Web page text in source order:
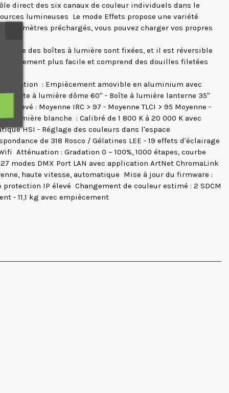
direct des six canaux de couleur individuels dans le
lumineuses  Le mode Effets propose une variété
préchargés, vous pouvez charger vos propres
que des boîtes à lumière sont fixées, et il est réversible
rangement plus facile et comprend des douilles filetées
: Empiècement amovible en aluminium avec
Boîte à lumière dôme 60'' - Boîte à lumière lanterne 35'' 
élevé : Moyenne IRC > 97 - Moyenne TLCI > 95 Moyenne -
 Lumière blanche : Calibré de 1 800 K à 20 000 K avec
HSI - Réglage des couleurs dans l'espace
de 318 Rosco / Gélatines LEE - 19 effets d'éclairage
 Atténuation : Gradation 0 ~ 100%, 1000 étapes, courbe
modes DMX Port LAN avec application ArtNet ChromaLink
haute vitesse, automatique  Mise à jour du firmware :
IP élevé  Changement de couleur estimé : 2 SDCM
- 11,1 kg avec empiècement